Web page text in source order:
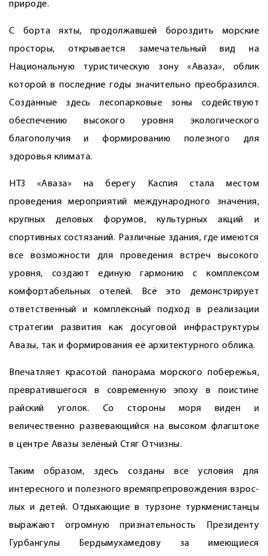
природе.
С борта яхты, продолжавшей бороздить морские
просторы, открывается замечательный вид на
Национальную туристическую зону «Аваза», облик
которой в последние годы значительно преобразился.
Созданные здесь лесопарковые зоны содействуют
обеспечению высокого уровня экологического
благополучия и формированию полезного для
здоровья климата.
НТЗ «Аваза» на берегу Каспия стала местом
проведения мероприятий международного значения,
крупных деловых форумов, культурных акций и
спортивных состязаний. Различные здания, где имеются
все возможности для проведения встреч высокого
уровня, создают единую гармонию с комп­лексом
комфортабельных отелей. Всё это демонстрирует
ответственный и комплексный подход в реализации
стратегии развития как досуговой инфраструктуры
Авазы, так и формирования её архитектурного облика.
Впечатляет красотой панорама морского побережья,
превратившегося в современную эпоху в поистине
райский уголок. Со стороны моря виден и
величественно развевающийся на высоком флагштоке
в центре Авазы зелёный Стяг Отчизны.
Таким образом, здесь соз­даны все условия для
интересного и полезного вре­мяпрепровождения взрос­
лых и детей. Отдыхающие в турзоне турк­менис­танцы
выражают огромную признательность Президенту
Гурбангулы Бердымухамедову за имею­щие­ся